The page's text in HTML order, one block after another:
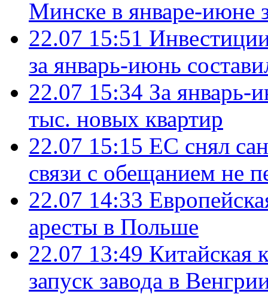
Минске в январе-июне
22.07 15:51
за январь-июнь
22.07 15:34 За январь-
тыс. новых квартир
22.07 15:15 ЕС снял
связи с обещанием не
22.07 14:33
аресты в Польше
22.07 13:49 Китайская
запуск завода в